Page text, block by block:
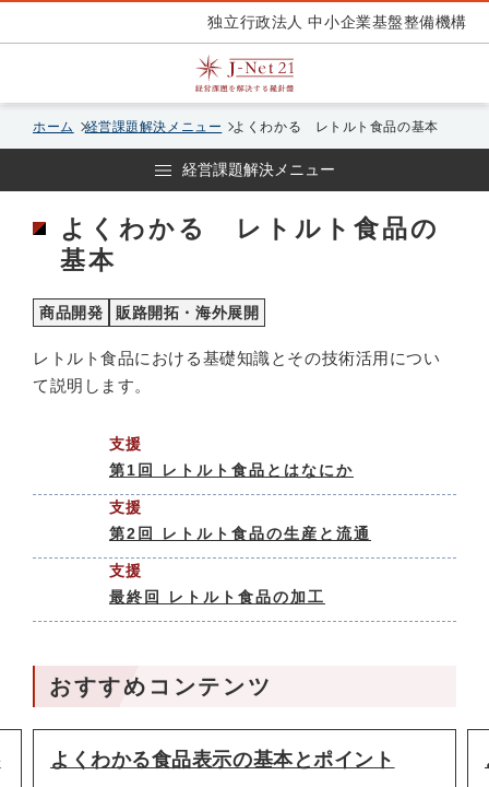
独立行政法人 中小企業基盤整備機構
ホーム 経営課題解決メニュー よくわかる レトルト食品の基本
経営課題解決メニュー
よくわかる レトルト食品の
基本
商品開発 販路開拓・海外展開
レトルト食品における基礎知識とその技術活用につい
て説明します。
支援
第1回 レトルト食品とはなにか
支援
第2回 レトルト食品の生産と流通
支援
最終回 レトルト食品の加工
おすすめコンテンツ
よくわかる食品表示の基本とポイント